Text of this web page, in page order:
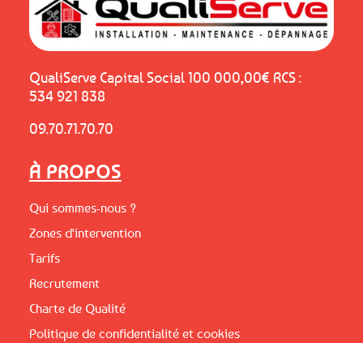
QualiServe Capital Social 100 000,00€ RCS :
534 921 838
09.70.71.70.70
À PROPOS
Qui sommes-nous ?
Zones d'intervention
Tarifs
Recrutement
Charte de Qualité
Politique de confidentialité et cookies